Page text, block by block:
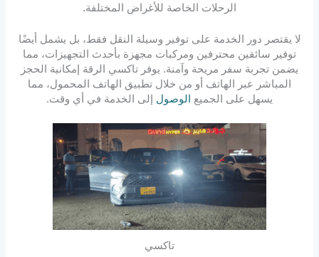
الرحلات الخاصة للأغراض المختلفة.
لا يقتصر دور الخدمة على توفير وسيلة النقل فقط، بل يشمل أيضًا
توفير سائقين محترفين ومركبات مجهزة بأحدث التجهيزات، مما
يضمن تجربة سفر مريحة وآمنة. يوفر تاكسي الرقة إمكانية الحجز
المباشر عبر الهاتف أو من خلال تطبيق الهاتف المحمول، مما
يسهل على الجميع
الوصول إلى الخدمة في أي وقت.
تاكسي